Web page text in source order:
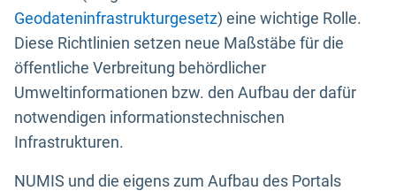
Geodateninfrastrukturgesetz) eine wichtige Rolle.
Diese Richtlinien setzen neue Maßstäbe für die
öffentliche Verbreitung behördlicher
Umweltinformationen bzw. den Aufbau der dafür
notwendigen informationstechnischen
Infrastrukturen.
NUMIS und die eigens zum Aufbau des Portals